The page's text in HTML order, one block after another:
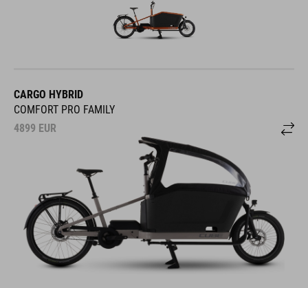
CARGO HYBRID
COMFORT PRO FAMILY
4899 EUR